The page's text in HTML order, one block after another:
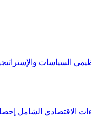
السياسات
الاقتصادي الشامل